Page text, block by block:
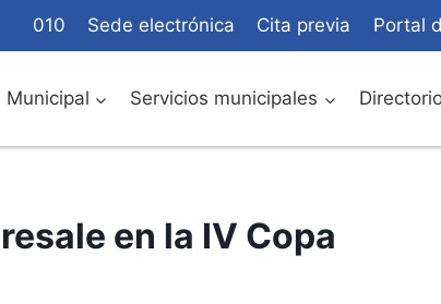
010 Sede electrónica Cita previa Portal
Municipal Servicios municipales
en la IV Copa